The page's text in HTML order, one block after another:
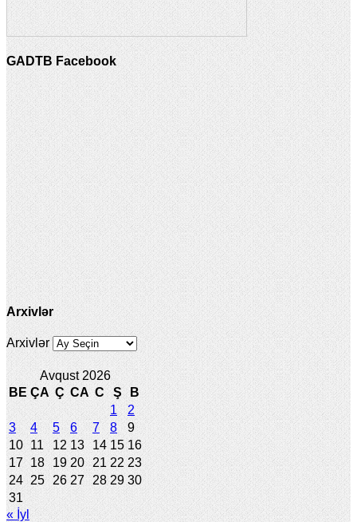
GADTB Facebook
Arxivlər
Arxivlər
Avqust 2026
BE ÇA Ç CA C Ş
B
1
2
3
4 5 6 7 8
9
10 11 12 13 14 15 16
17 18 19 20 21 22 23
24 25 26 27 28 29 30
31
« İyl